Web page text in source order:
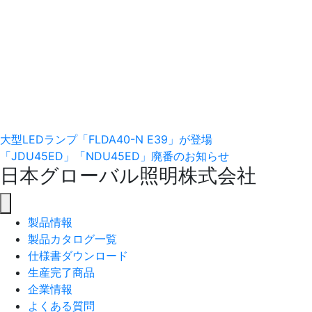
Posts
navigation
大型LEDランプ「FLDA40-N E39」が登場
「JDU45ED」「NDU45ED」廃番のお知らせ
日本グローバル照明株式会社
製品情報
製品カタログ一覧
仕様書ダウンロード
生産完了商品
企業情報
よくある質問